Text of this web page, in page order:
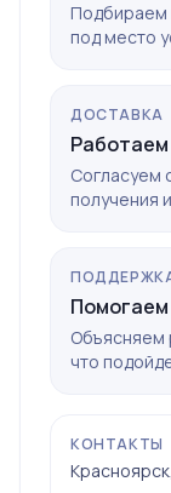
Подбираем
под место
ДОСТАВКА
Работаем
Согласуем
получения
Объясняем
что
КОНТАКТЫ